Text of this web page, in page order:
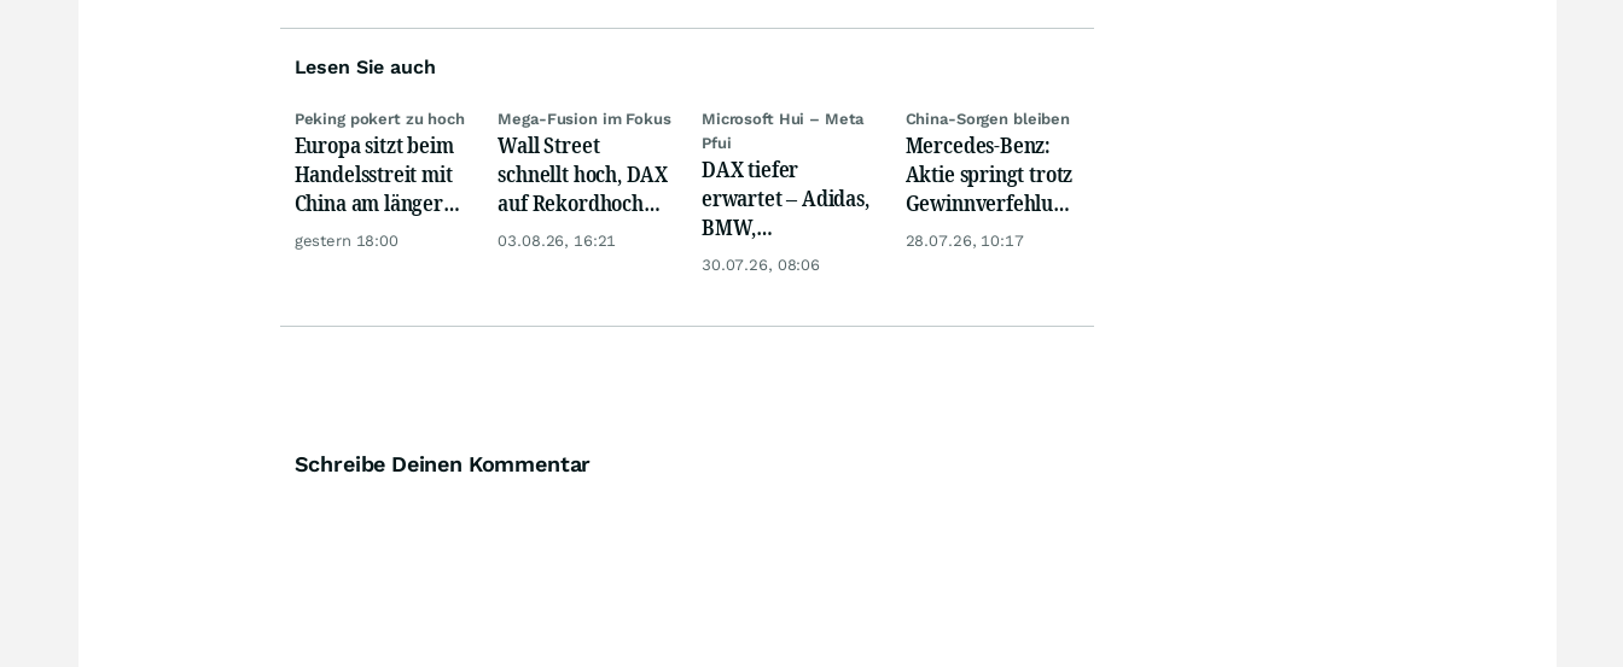
Lesen Sie auch
Peking pokert zu hoch
Europa sitzt beim
Handelsstreit mit
China am längeren
Hebel
gestern 18:00
Mega-Fusion im Fokus
Wall Street
schnellt hoch, DAX
auf Rekordhoch
dank Öl-Absturz
03.08.26, 16:21
Microsoft Hui – Meta
Pfui
DAX tiefer
erwartet – Adidas,
BMW,
Nemetscheck und
30.07.26, 08:06
China-Sorgen bleiben
Mercedes-Benz:
Aktie springt trotz
Gewinnverfehlung
mehr als 5 Prozent
28.07.26, 10:17
Schreibe Deinen Kommentar